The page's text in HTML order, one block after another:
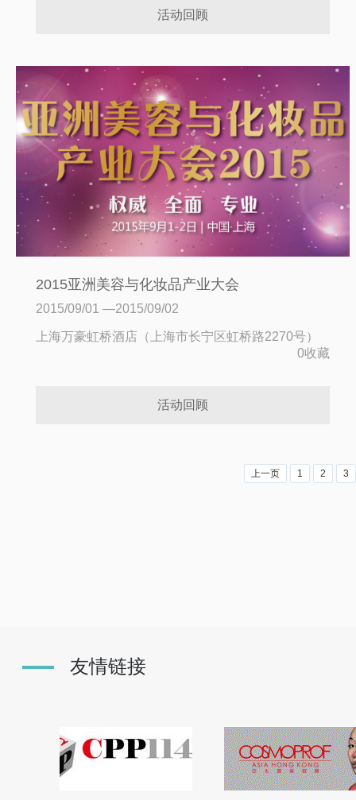
活动回顾
2015亚洲美容与化妆品产业大会
2015/09/01 —2015/09/02
上海万豪虹桥酒店（上海市长宁区虹桥路2270号）
0收藏
活动回顾
上一页 1 2 3
友情链接